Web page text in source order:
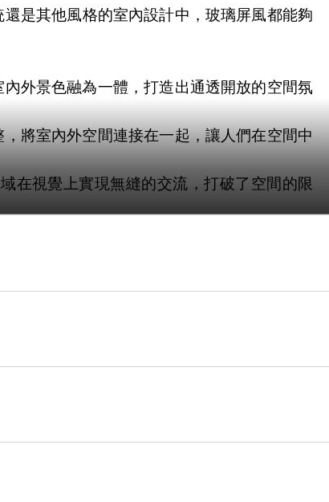
是其他風格的室內設計中，玻璃屏風都能夠
外景色融為一體，打造出通透開放的空間氛
將室內外空間連接在一起，讓人們在空間中
在視覺上實現無縫的交流，打破了空間的限
也為空間增添了層次感和趣味性。